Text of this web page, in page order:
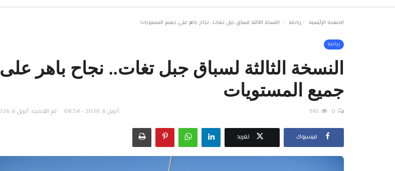
الصفحة الرئيسية رياضة النسخة الثالثة لسباق جبل تغات.. نجاح باهر على جميع المستويات
رياضة
النسخة الثالثة لسباق جبل تغات.. نجاح باهر على
جميع المستويات
أبريل 6, 2026 - 08:54 تم التحديث: أبريل 6, 2026 - 09:15 0
910
فيسبوك تغريد